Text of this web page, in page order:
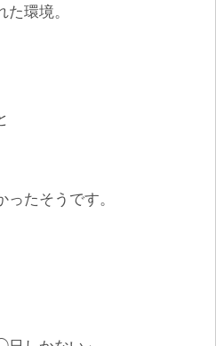
環境。
たそうです。